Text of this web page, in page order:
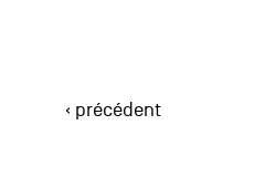
‹ précédent